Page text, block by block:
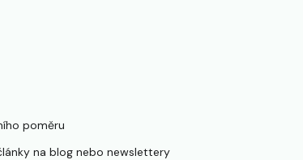
poměru
na blog nebo newslettery